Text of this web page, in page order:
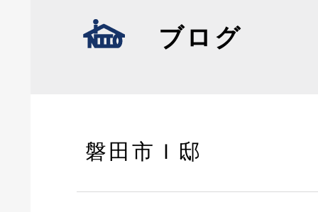
ブログ
磐田市Ｉ邸